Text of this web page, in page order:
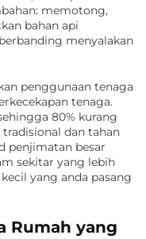
memotong,
bahan api
menyalakan
penggunaan tenaga
tenaga.
80% kurang
dan tahan
penjimatan besar
sekitar yang lebih
yang anda pasang
Rumah yang